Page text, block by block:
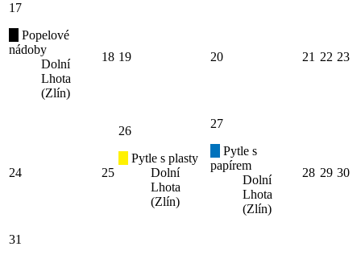
17
Popelové
nádoby
Dolní
Lhota
(Zlín)
18 19 20 21 22 23
24 25
26
Pytle s plasty
Dolní
Lhota
(Zlín)
27
Pytle s
papírem
Dolní
Lhota
(Zlín)
28 29 30
31